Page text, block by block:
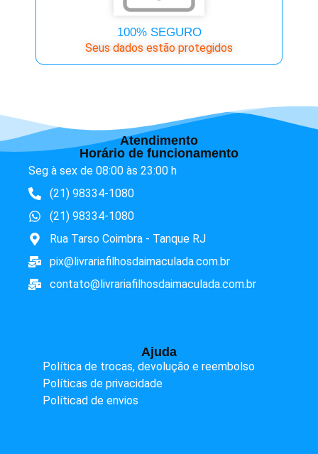
100% SEGURO
Seus dados estão protegidos
Atendimento
Horário de funcionamento
Seg à sex de 08:00 às 23:00 h
(21) 98334-1080
(21) 98334-1080
Rua Tarso Coimbra - Tanque RJ
pix@livrariafilhosdaimaculada.com.br
contato@livrariafilhosdaimaculada.com.br
Ajuda
Política de trocas, devolução e reembolso
Políticas de privacidade
Políticad de envios